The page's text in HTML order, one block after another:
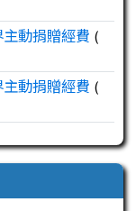
動捐贈經費 (
動捐贈經費 (